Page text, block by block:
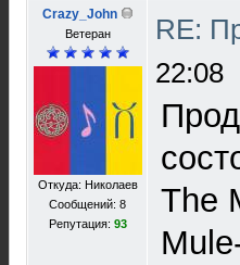
Crazy_John
Ветеран
Откуда: Николаев
Сообщений: 8
Репутация: 93
RE:
22:08
The